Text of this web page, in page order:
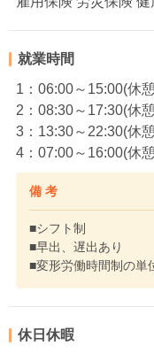
就業時間
1：06:00～15:00(休
2：08:30～17:30(休
3：13:30～22:30(休
4：07:00～16:00(休
備 考
■シフト制
■早出、遅出あり
■変形労働時間制の単
休日休暇